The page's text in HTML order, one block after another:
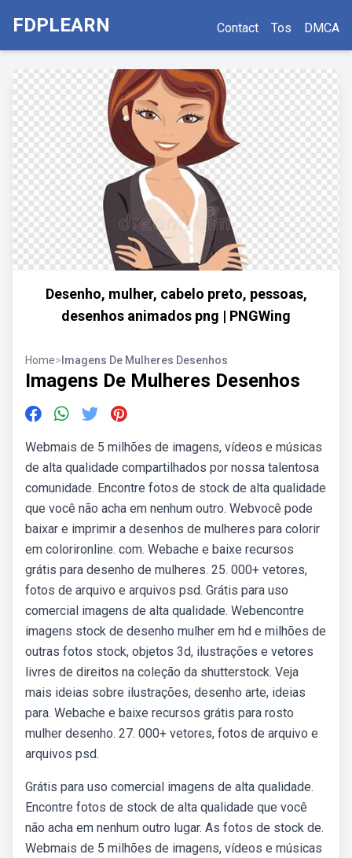
FDPLEARN Contact Tos DMCA
Desenho, mulher, cabelo preto, pessoas,
desenhos animados png | PNGWing
Home> Imagens De Mulheres Desenhos
Imagens De Mulheres Desenhos
Webmais de 5 milhões de imagens, vídeos e músicas
de alta qualidade compartilhados por nossa talentosa
comunidade. Encontre fotos de stock de alta qualidade
que você não acha em nenhum outro. Webvocê pode
baixar e imprimir a desenhos de mulheres para colorir
em colorironline. com. Webache e baixe recursos
grátis para desenho de mulheres. 25. 000+ vetores,
fotos de arquivo e arquivos psd. Grátis para uso
comercial imagens de alta qualidade. Webencontre
imagens stock de desenho mulher em hd e milhões de
outras fotos stock, objetos 3d, ilustrações e vetores
livres de direitos na coleção da shutterstock. Veja
mais ideias sobre ilustrações, desenho arte, ideias
para. Webache e baixe recursos grátis para rosto
mulher desenho. 27. 000+ vetores, fotos de arquivo e
arquivos psd.
Grátis para uso comercial imagens de alta qualidade.
Encontre fotos de stock de alta qualidade que você
não acha em nenhum outro lugar. As fotos de stock de.
Webmais de 5 milhões de imagens, vídeos e músicas